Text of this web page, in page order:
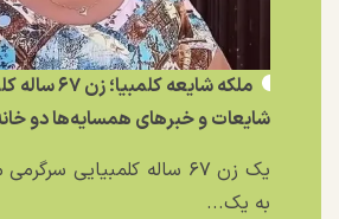
ملکه شایعه
شایعات و خبر‌های همسایه‌ها دو
یک زن ۶۷ ساله کلمبیایی
به یک...